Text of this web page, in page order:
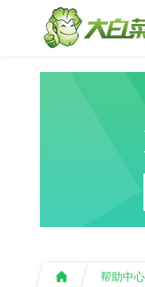
帮助中心